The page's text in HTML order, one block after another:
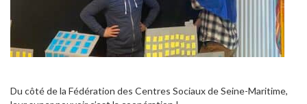
Du côté de la Fédération des Centres Sociaux de Seine-Maritime,